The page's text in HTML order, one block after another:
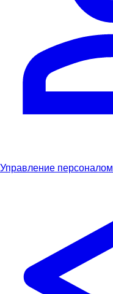
Управление персоналом